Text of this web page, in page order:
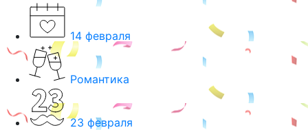
14 февраля
Романтика
23 февраля